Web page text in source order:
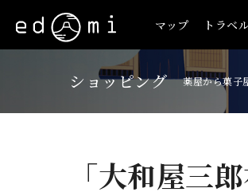
マップ トラベ
ショッピング 薬屋から菓子
「大和屋三